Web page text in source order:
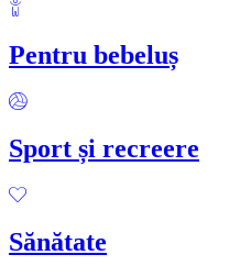
Pentru bebeluș
Sport și recreere
Sănătate